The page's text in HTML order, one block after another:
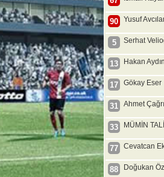
90 Yusuf
5 Serhat
13 Hakan Aydın
17 Gökay Eser
31 Ahmet
33 MÜMİN
77 Cevatcan
88 Doğukan